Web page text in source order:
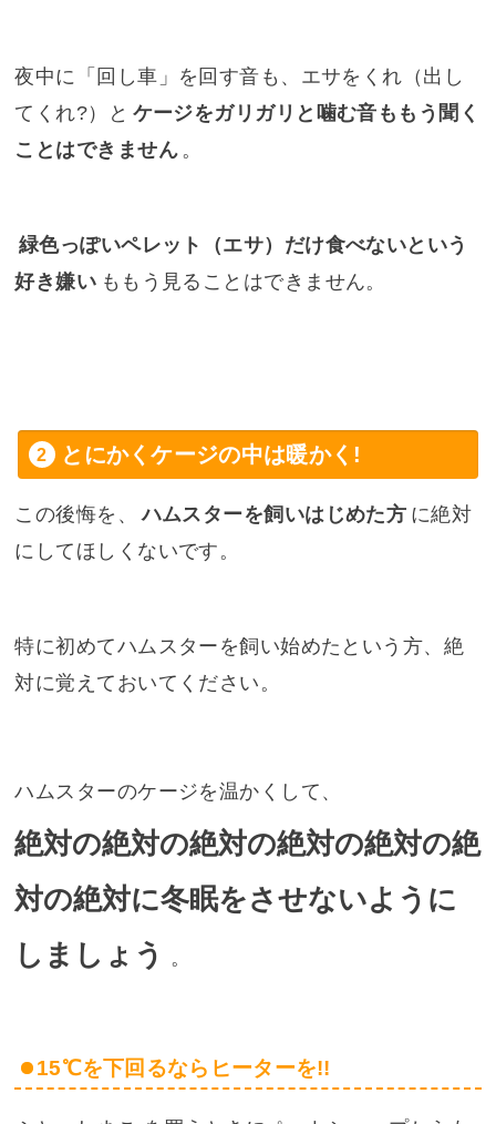
夜中に「回し車」を回す音も、エサをくれ（出し
てくれ?）と ケージをガリガリと噛む音ももう聞く
ことはできません 。
緑色っぽいペレット（エサ）だけ食べないという
好き嫌い ももう見ることはできません。
とにかくケージの中は暖かく!
この後悔を、 ハムスターを飼いはじめた方 に絶対
にしてほしくないです。
特に初めてハムスターを飼い始めたという方、絶
対に覚えておいてください。
ハムスターのケージを温かくして、
絶対の絶対の絶対の絶対の絶対の絶
対の絶対に冬眠をさせないように
しましょう
。
15℃を下回るならヒーターを!!